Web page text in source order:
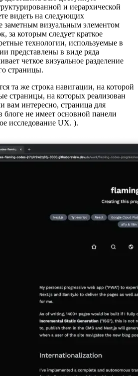
о проекте
подробностями для каждого проекта
всю доступную
и иерархической
видеть на следующих
заметным визуальным элементом
за которым следует краткое
технологии, используемые в
представлены в виде ряда
четкое визуальное разделение
страницы.
та же строка навигации, на которой
вам интересно, страница для
блоге не имеет основной панели
исследование UX. ).